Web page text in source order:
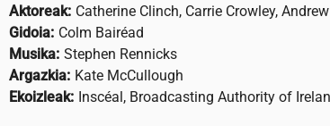
Aktoreak: Catherine Clinch, Carrie Crowley,
Gidoia: Colm Bairéad
Musika: Stephen Rennicks
Argazkia: Kate McCullough
Ekoizleak: Inscéal, Broadcasting Authority of